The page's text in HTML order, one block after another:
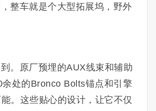
整车就是个大型拓展坞，野外
。原厂预埋的AUX线束和辅助
处的Bronco Bolts锚点和引擎
。这些贴心的设计，让它不仅